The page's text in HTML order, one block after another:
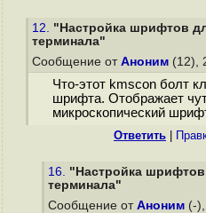
12. "Настройка шрифтов
терминала"
Сообщение от Аноним (12),
Что-этот kmscon болт
шрифта. Отображает
микроскопический
Ответить
16. "Настройка
терминала"
Сообщение от Аноним (-